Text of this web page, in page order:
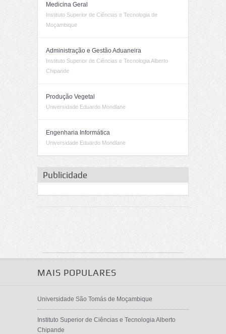
Medicina Geral
Instituto Superior de Ciências e Tecnologia de
Moçambique
Administração e Gestão Aduaneira
Instituto Superior de Ciências e Tecnologia Alberto
Chipande
Produção Vegetal
Universidade Eduardo Mondlane
Engenharia Informática
Universidade Eduardo Mondlane
Publicidade
MAIS POPULARES
Universidade São Tomás de Moçambique
Instituto Superior de Ciências e Tecnologia Alberto
Chipande